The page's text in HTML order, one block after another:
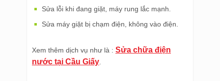
Sửa lỗi khi đang giặt, máy rung lắc mạnh.
Sửa máy giặt bị chạm điện, không vào điện.
Xem thêm dịch vụ như là : Sửa chữa điện
nước tại Cầu Giấy.